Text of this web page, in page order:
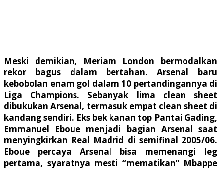
Meski demikian, Meriam London bermodalkan
rekor bagus dalam bertahan. Arsenal baru
kebobolan enam gol dalam 10 pertandingannya di
Liga Champions. Sebanyak lima clean sheet
dibukukan Arsenal, termasuk empat clean sheet di
kandang sendiri. Eks bek kanan top Pantai Gading,
Emmanuel Eboue menjadi bagian Arsenal saat
menyingkirkan Real Madrid di semifinal 2005/06.
Eboue percaya Arsenal bisa memenangi leg
pertama, syaratnya mesti “mematikan” Mbappe